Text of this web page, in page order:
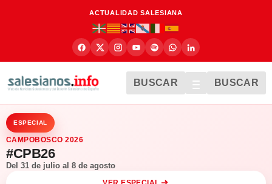
ACTUALIDAD SALESIANA
BUSCAR BUSCAR
ESPECIAL
CAMPOBOSCO 2026
#CPB26
Del 31 de julio al 8 de agosto